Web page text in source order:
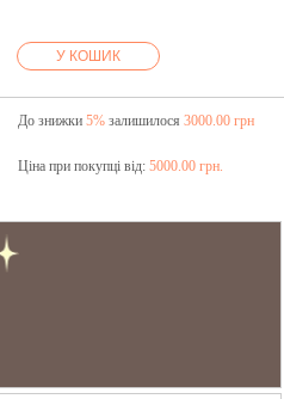
У КОШИК
До знижки 5%залишилося 3000.00 грн
Ціна при покупці від: 5000.00 грн.